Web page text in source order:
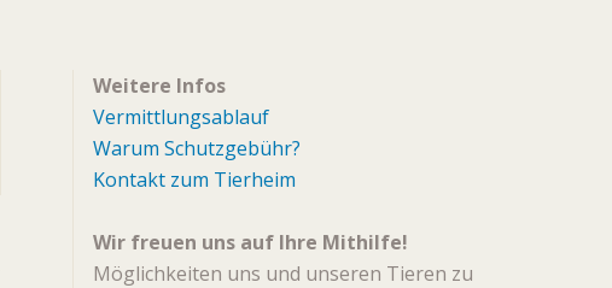
Weitere Infos
Vermittlungsablauf
Warum Schutzgebühr?
Kontakt zum Tierheim
Wir freuen uns auf Ihre Mithilfe!
Möglichkeiten uns und unseren Tieren zu